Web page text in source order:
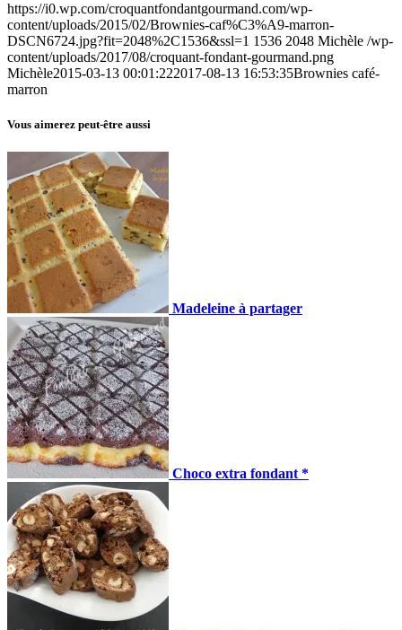
https://i0.wp.com/croquantfondantgourmand.com/wp-
content/uploads/2015/02/Brownies-caf%C3%A9-marron-
DSCN6724.jpg?fit=2048%2C1536&ssl=1 1536 2048 Michèle /wp-
content/uploads/2017/08/croquant-fondant-gourmand.png
Michèle2015-03-13 00:01:222017-08-13 16:53:35Brownies café-
marron
Vous aimerez peut-être aussi
Madeleine à partager
Choco extra fondant *